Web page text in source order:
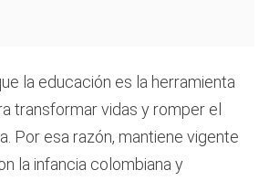
la educación es la herramienta
transformar vidas y romper el
Por esa razón, mantiene vigente
la infancia colombiana y